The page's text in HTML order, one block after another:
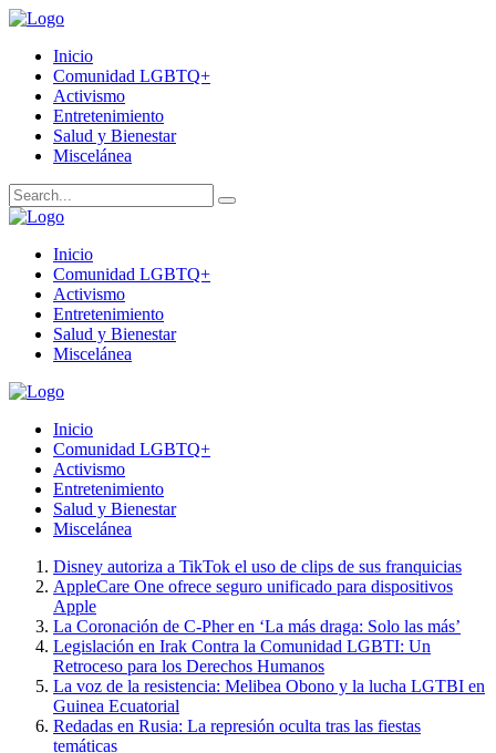
Inicio
Comunidad LGBTQ+
Activismo
Entretenimiento
Salud y Bienestar
Miscelánea
Inicio
Comunidad LGBTQ+
Activismo
Entretenimiento
Salud y Bienestar
Miscelánea
Inicio
Comunidad LGBTQ+
Activismo
Entretenimiento
Salud y Bienestar
Miscelánea
Disney autoriza a TikTok el uso de clips de sus franquicias
AppleCare One ofrece seguro unificado para dispositivos
Apple
La Coronación de C-Pher en ‘La más draga: Solo las más’
Legislación en Irak Contra la Comunidad LGBTI: Un
Retroceso para los Derechos Humanos
La voz de la resistencia: Melibea Obono y la lucha LGTBI en
Guinea Ecuatorial
Redadas en Rusia: La represión oculta tras las fiestas
temáticas